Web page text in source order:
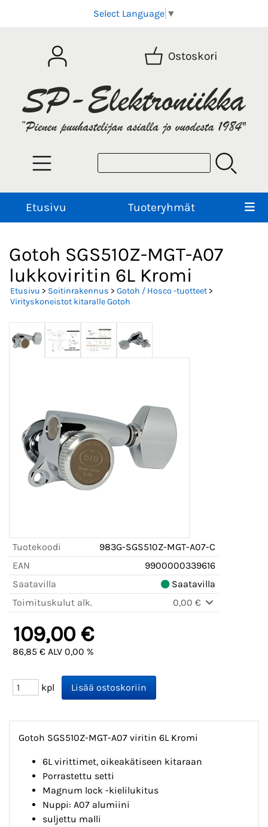
Select Language ▼
Ostoskori
Etusivu Tuoteryhmät
Gotoh SGS510Z-MGT-A07
lukkoviritin 6L Kromi
Etusivu > Soitinrakennus > Gotoh / Hosco -tuotteet>
Virityskoneistot kitaralle Gotoh
Tuotekoodi
983G-SGS510Z-MGT-A07-C
EAN
9900000339616
Saatavilla
Saatavilla
Toimituskulut alk.
0,00 €
109,00 €
86,85 € ALV 0,00 %
kpl
Gotoh SGS510Z-MGT-A07 viritin 6L Kromi
6L virittimet, oikeakätiseen kitaraan
Porrastettu setti
Magnum lock -kielilukitus
Nuppi: A07 alumiini
suljettu malli